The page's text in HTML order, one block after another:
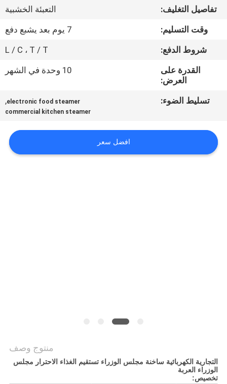
رقابة
جودة
أخبار
تفاصيل التغليف:
التعبئة الخشبية
وقت التسليم:
7 يوم بعد يشبع دفع
شروط الدفع:
L / C ، T / T
القدرة على
العرض:
10 وحدة في الشهر
تسليط الضوء: electronic food steamer
,
commercial kitchen steamer
افضل سعر
منتوج وصف
التجارية الكهربائية ساخنة مجلس الوزراء تستقيم الغذاء الاحترار مجلس
الوزراء العربة
تخصيص: